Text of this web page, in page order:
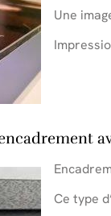
Une
Ce type